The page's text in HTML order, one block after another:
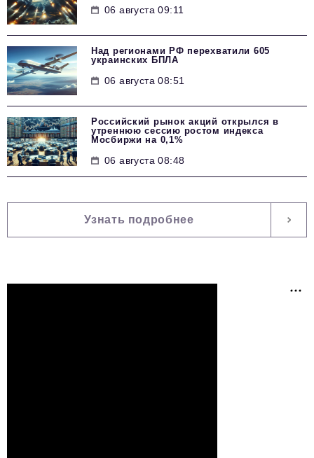
06 августа 09:11
Над регионами РФ перехватили 605
украинских БПЛА
06 августа 08:51
Российский рынок акций открылся в
утреннюю сессию ростом индекса
Мосбиржи на 0,1%
06 августа 08:48
Узнать подробнее